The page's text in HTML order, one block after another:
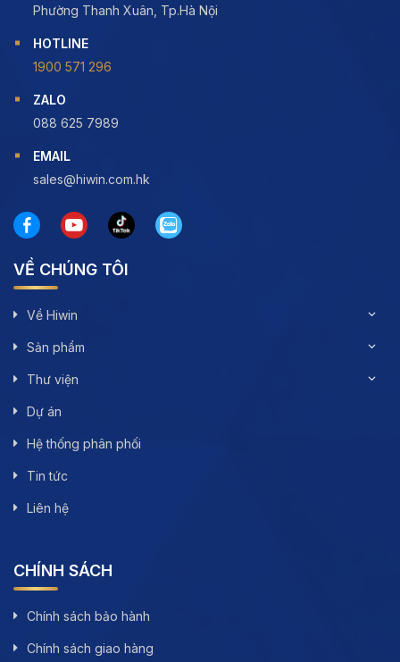
Phường Thanh Xuân, Tp.Hà Nội
HOTLINE
1900 571 296
ZALO
088 625 7989
EMAIL
sales@hiwin.com.hk
VỀ CHÚNG TÔI
Về Hiwin
Sản phẩm
Thư viện
Dự án
Hệ thống phân phối
Tin tức
Liên hệ
CHÍNH SÁCH
Chính sách bảo hành
Chính sách giao hàng